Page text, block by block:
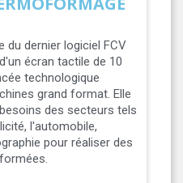
du dernier logiciel FCV
écran tactile de 10
technologique
grand format. Elle
des secteurs tels
l'automobile,
pour réaliser des